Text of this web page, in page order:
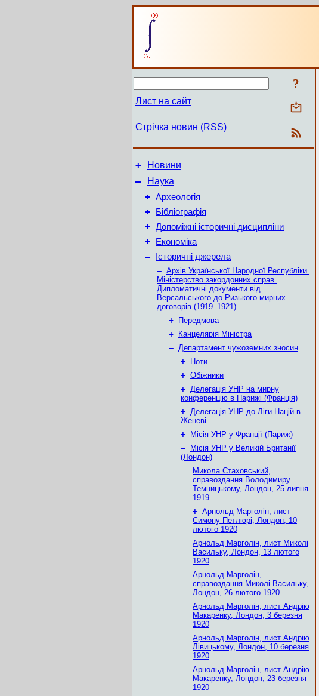
?
Лист на сайт
Стрічка новин (RSS)
+ Новини
–
Наука
+ Археологія
+ Бібліографія
+ Допоміжні історичні дисципліни
+ Економіка
– Історичні джерела
– Архів Української Народної Республіки.
Міністерство закордонних справ.
Дипломатичні документи від
Версальського до Ризького мирних
договорів (1919–1921)
+
Передмова
+
Канцелярія Міністра
– Департамент чужоземних зносин
+
Ноти
+ Обіжники
+ Делегація УНР на мирну
конференцію в Парижі (Франція)
+ Делегація УНР до Ліги Націй в
Женеві
+
Місія УНР у Франції (Париж)
–
Місія УНР у Великій Британії
(Лондон)
Микола Стаховський,
справоздання Володимиру
Темницькому, Лондон, 25 липня
1919
+ Арнольд Марголін, лист
Симону Петлюрі, Лондон, 10
лютого 1920
Арнольд Марголін, лист Миколі
Васильку, Лондон, 13 лютого
1920
Арнольд Марголін,
справоздання Миколі Васильку,
Лондон, 26 лютого 1920
Арнольд Марголін, лист Андрію
Макаренку, Лондон, 3 березня
1920
Арнольд Марголін, лист Андрію
Лівицькому, Лондон, 10 березня
1920
Арнольд Марголін, лист Андрію
Макаренку, Лондон, 23 березня
1920